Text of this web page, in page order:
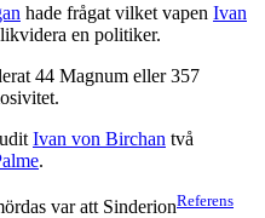
hade frågat vilket vapen Ivan
en politiker.
44 Magnum eller 357
Ivan von Birchan två
.
var att SinderionReferens